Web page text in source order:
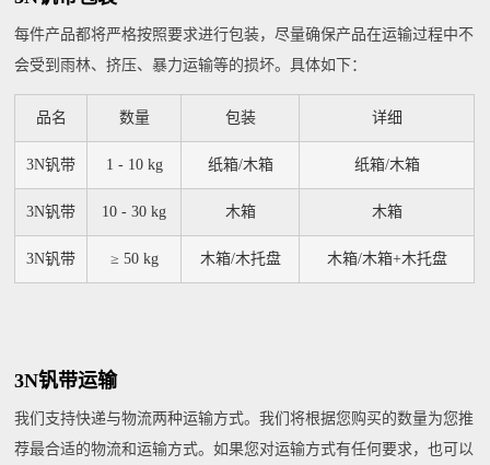
每件产品都将严格按照要求进行包装，尽量确保产品在运输过程中不
会受到雨林、挤压、暴力运输等的损坏。具体如下：
品名 数量 包装 详细
3N钒带 1 - 10 kg 纸箱/木箱 纸箱/木箱
3N钒带 10 - 30 kg 木箱 木箱
3N钒带 ≥ 50 kg 木箱/木托盘 木箱/木箱+木托盘
3N钒带运输
我们支持快递与物流两种运输方式。我们将根据您购买的数量为您推
荐最合适的物流和运输方式。如果您对运输方式有任何要求，也可以